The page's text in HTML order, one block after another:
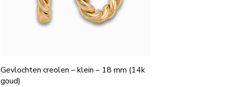
Gevlochten creolen – klein – 18 mm (14k
goud)